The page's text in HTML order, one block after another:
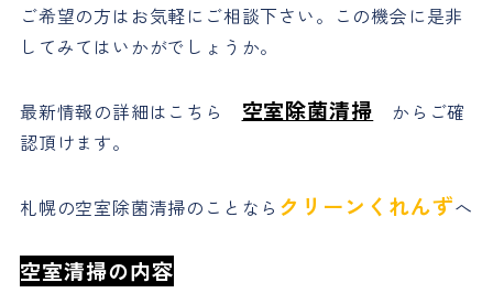
ご希望の方はお気軽にご相談下さい。この機会に是非
してみてはいかがでしょうか。
最新情報の詳細はこちら 空室除菌清掃 からご確
認頂けます。
札幌の空室除菌清掃のことなら クリーンくれんずへ
空室清掃の内容